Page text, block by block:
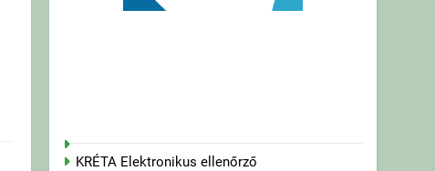
KRÉTA Elektronikus ellenőrző